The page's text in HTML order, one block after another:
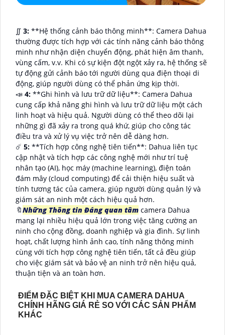
∬ 3: **Hệ thống cảnh báo thông minh**: Camera Dahua
thường được tích hợp với các tính năng cảnh báo thông
minh như nhận diện chuyển động, phát hiện âm thanh,
vùng cấm, v.v. Khi có sự kiện đột ngột xảy ra, hệ thống sẽ
tự động gửi cảnh báo tới người dùng qua điện thoại di
động, giúp người dùng có thể phản ứng kịp thời.
📣 4: **Ghi hình và lưu trữ dữ liệu**: Camera Dahua
cung cấp khả năng ghi hình và lưu trữ dữ liệu một cách
linh hoạt và hiệu quả. Người dùng có thể theo dõi lại
những gì đã xảy ra trong quá khứ, giúp cho công tác
điều tra và xử lý vụ việc trở nên dễ dàng hơn.
☄️ 5: **Tích hợp công nghệ tiên tiến**: Dahua liên tục
cập nhật và tích hợp các công nghệ mới như trí tuệ
nhân tạo (AI), học máy (machine learning), điện toán
đám mây (cloud computing) để cải thiện hiệu suất và
tính tương tác của camera, giúp người dùng quản lý và
giám sát an ninh một cách hiệu quả hơn.
🔖Những Thông tin Đáng quan tâm camera Dahua
mang lại nhiều hiệu quả lớn trong việc tăng cường an
ninh cho cộng đồng, doanh nghiệp và gia đình. Sự linh
hoạt, chất lượng hình ảnh cao, tính năng thông minh
cùng với tích hợp công nghệ tiên tiến, tất cả đều giúp
cho việc giám sát và bảo vệ an ninh trở nên hiệu quả,
thuận tiện và an toàn hơn.
ĐIỂM ĐẶC BIỆT KHI MUA CAMERA DAHUA
CHÍNH HÃNG GIÁ RẺ SO VỚI CÁC SẢN PHẨM
KHÁC